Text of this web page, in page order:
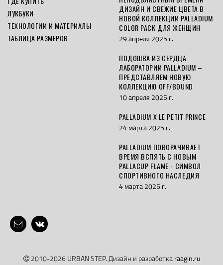
ЛУКБУКИ
ТЕХНОЛОГИИ И МАТЕРИАЛЫ
ТАБЛИЦА РАЗМЕРОВ
ДИЗАЙН И СВЕЖИЕ ЦВЕТА В
НОВОЙ КОЛЛЕКЦИИ PALLADIUM
COLOR PACK ДЛЯ ЖЕНЩИН
29 апреля 2025 г.
ПОДОШВА ИЗ СЕРДЦА
ЛАБОРАТОРИИ PALLADIUM –
ПРЕДСТАВЛЯЕМ НОВУЮ
КОЛЛЕКЦИЮ OFF/BOUND
10 апреля 2025 г.
PALLADIUM X LE PETIT PRINCE
24 марта 2025 г.
PALLADIUM ПОВОРАЧИВАЕТ
ВРЕМЯ ВСПЯТЬ С НОВЫМ
PALLACUP FLAME - СИМВОЛ
СПОРТИВНОГО НАСЛЕДИЯ
4 марта 2025 г.
2010-2026 URBAN STEP. Дизайн и разработкаraagin.ru